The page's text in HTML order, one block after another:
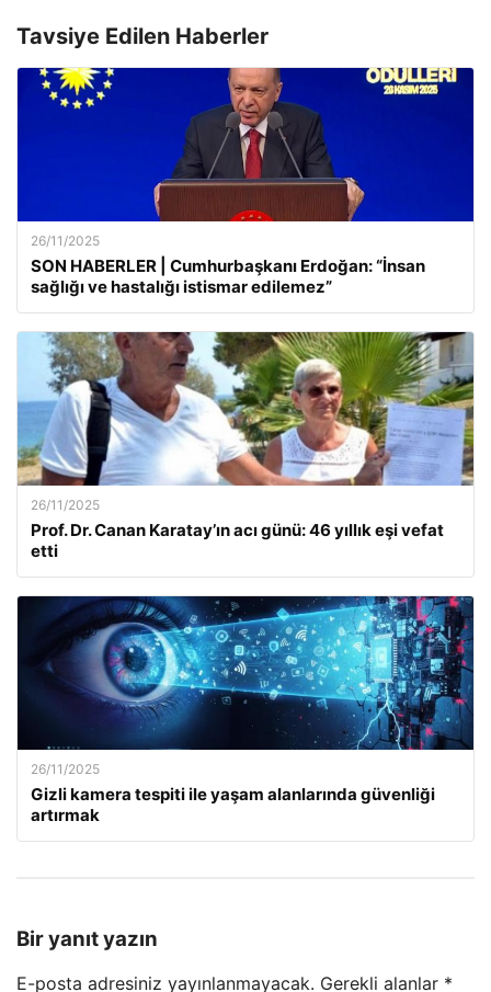
Tavsiye Edilen Haberler
26/11/2025
SON HABERLER | Cumhurbaşkanı Erdoğan: “İnsan
sağlığı ve hastalığı istismar edilemez”
26/11/2025
Prof. Dr. Canan Karatay’ın acı günü: 46 yıllık eşi vefat
etti
26/11/2025
Gizli kamera tespiti ile yaşam alanlarında güvenliği
artırmak
Bir yanıt yazın
E-posta adresiniz yayınlanmayacak. Gerekli alanlar *